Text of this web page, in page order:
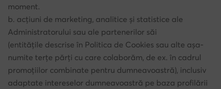
moment.
b. acțiuni de marketing, analitice și statistice ale
Administratorului sau ale partenerilor săi
(entitățile descrise în Politica de Cookies sau alte așa-
numite terțe părți cu care colaborăm, de ex. în cadrul
promoțiilor combinate pentru dumneavoastră), inclusiv
adaptate intereselor dumneavoastră pe baza profilării